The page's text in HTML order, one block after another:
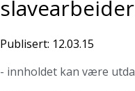
Publisert: 12.03.15
- innholdet kan være